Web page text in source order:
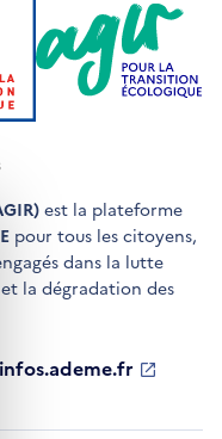
est la plateforme
pour tous les citoyens,
dans la lutte
la dégradation des
infos.ademe.fr
S'ouvre
nouvelle